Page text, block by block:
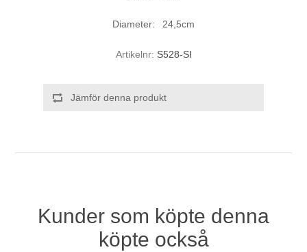
Diameter: 24,5cm
Artikelnr: S528-SI
Jämför denna produkt
Kunder som köpte denna
köpte också